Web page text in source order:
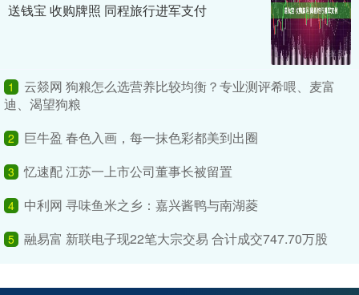
送钱宝 收购牌照 同程旅行进军支付
1
云燚网 狗粮怎么选营养比较均衡？专业测评希喂、麦富
迪、渴望狗粮
2 巨牛盈 春色入画，每一抹色彩都美到出圈
3 忆速配 江苏一上市公司董事长被留置
4 中利网 寻味鱼米之乡：嘉兴酱鸭与南湖菱
5 融易富 新联电子现22笔大宗交易 合计成交747.70万股